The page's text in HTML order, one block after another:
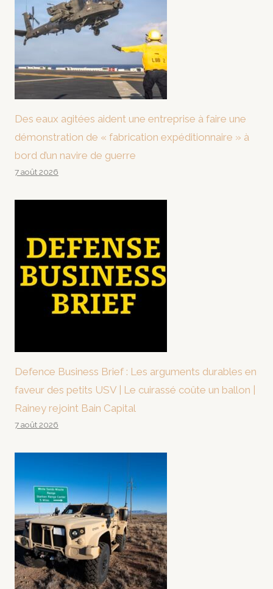
Des eaux agitées aident une entreprise à faire une
démonstration de « fabrication expéditionnaire » à
bord d’un navire de guerre
7 août 2026
Defence Business Brief : Les arguments durables en
faveur des petits USV | Le cuirassé coûte un ballon |
Rainey rejoint Bain Capital
7 août 2026